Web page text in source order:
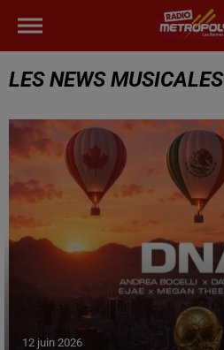
LES NEWS MUSICALES
12 juin 2026